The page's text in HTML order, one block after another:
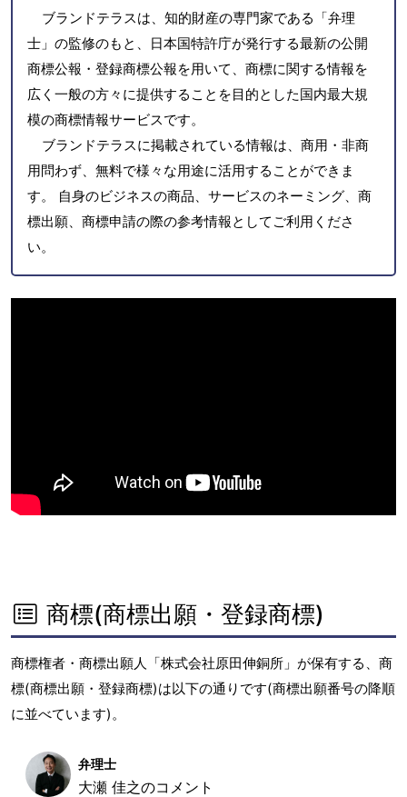
ブランドテラスは、知的財産の専門家である「弁理
士」の監修のもと、日本国特許庁が発行する最新の公開
商標公報・登録商標公報を用いて、商標に関する情報を
広く一般の方々に提供することを目的とした国内最大規
模の商標情報サービスです。
ブランドテラスに掲載されている情報は、商用・非商
用問わず、無料で様々な用途に活用することができま
す。 自身のビジネスの商品、サービスのネーミング、商
標出願、商標申請の際の参考情報としてご利用くださ
い。
商標(商標出願・登録商標)
商標権者・商標出願人「株式会社原田伸銅所」が保有する、商
標(商標出願・登録商標)は以下の通りです(商標出願番号の降順
に並べています)。
弁理士
大瀬 佳之のコメント